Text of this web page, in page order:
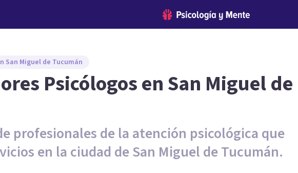
San Miguel de Tucumán
Psicólogos en San Miguel de
profesionales de la atención psicológica que
en la ciudad de San Miguel de Tucumán.